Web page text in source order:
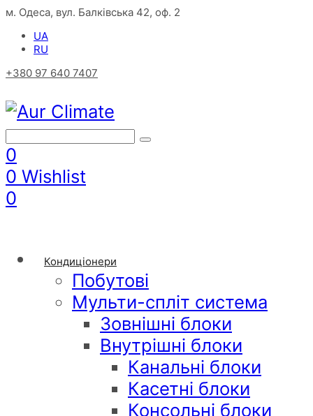
м. Одеса, вул. Балківська 42, оф. 2
UA
RU
+380 97 640 7407
0
0 Wishlist
0
Кондиціонери
Побутові
Мульти-спліт система
Зовнішні блоки
Внутрішні блоки
Канальні блоки
Касетні блоки
Консольні блоки